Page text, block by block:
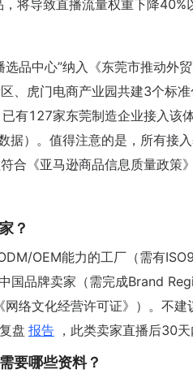
将导致直播流量权重下降40%
选品中心”纳入《东莞市推动外
、虎门电商产业园共建3个标
有127家东莞制造企业接入该
据）。值得注意的是，所有接
合《亚马逊商品信息质量政策
？
OEM能力的工厂（需有
国品牌卖家（需完成Brand
络文化经营许可证》）。不
盘 报告 ，此类卖家直播后30
要哪些资料？